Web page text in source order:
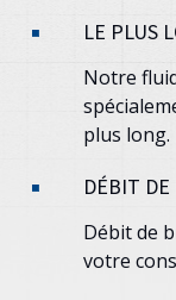
LE PLUS
Notre
plus long.
DÉBIT
Débit de
votre